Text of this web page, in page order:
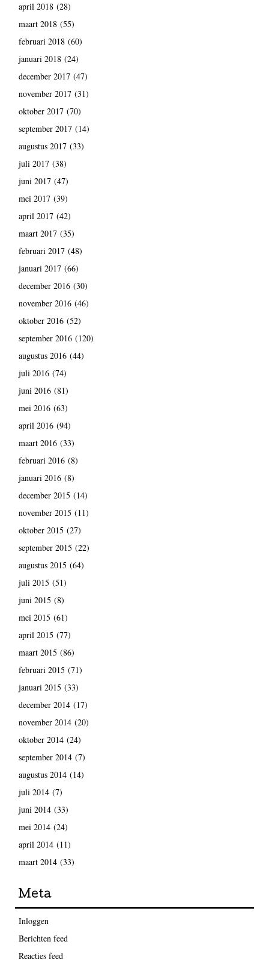
april 2018(28)
maart 2018(55)
februari 2018(60)
januari 2018(24)
december 2017(47)
november 2017(31)
oktober 2017(70)
september 2017(14)
augustus 2017(33)
juli 2017(38)
juni 2017(47)
mei 2017(39)
april 2017(42)
maart 2017(35)
februari 2017(48)
januari 2017(66)
december 2016(30)
november 2016(46)
oktober 2016(52)
september 2016(120)
augustus 2016(44)
juli 2016(74)
juni 2016(81)
mei 2016(63)
april 2016(94)
maart 2016(33)
februari 2016(8)
januari 2016(8)
december 2015 (14)
november 2015 (11)
oktober 2015 (27)
september 2015 (22)
augustus 2015 (64)
juli 2015 (51)
juni 2015 (8)
mei 2015 (61)
april 2015 (77)
maart 2015 (86)
februari 2015 (71)
januari 2015 (33)
december 2014(17)
november 2014(20)
oktober 2014(24)
september 2014(7)
augustus 2014(14)
juli 2014(7)
juni 2014(33)
mei 2014(24)
april 2014(11)
maart 2014(33)
Meta
Inloggen
Berichten feed
Reacties feed